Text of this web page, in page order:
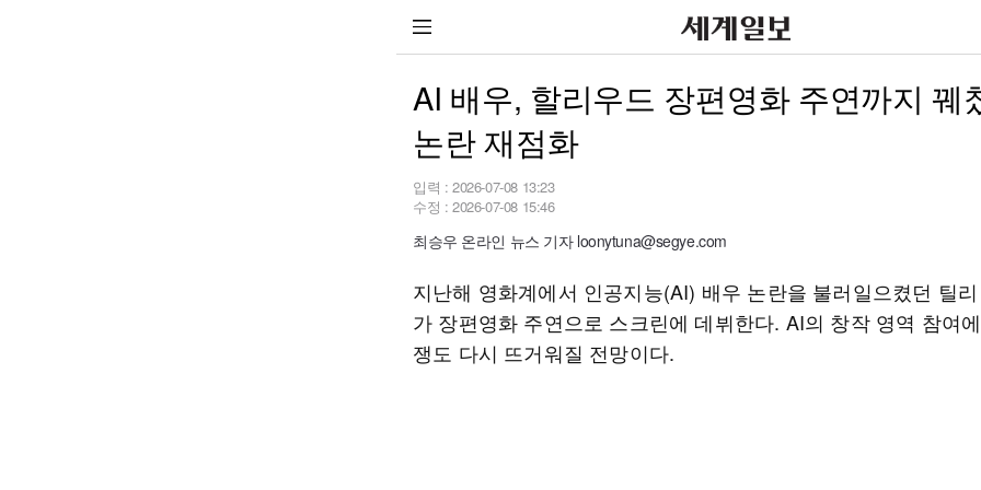
AI 배우, 할리우드 장편영화 주연까지
논란 재점화
입력 : 2026-07-08 13:23
수정 : 2026-07-08 15:46
최승우 온라인 뉴스 기자 loonytuna@segye.com
지난해 영화계에서 인공지능(AI) 배우 논란을 불러일으켰던 틸
가 장편영화 주연으로 스크린에 데뷔한다. AI의 창작 영역 참여
쟁도 다시 뜨거워질 전망이다.